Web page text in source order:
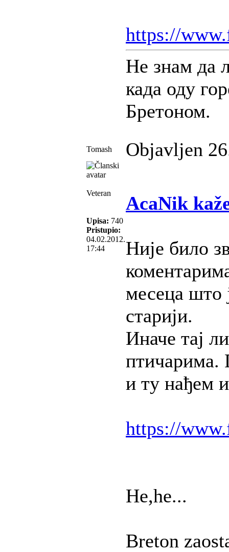
https://
Не знам да
када оду
Бретоном.
Tomash Objavljen
Veteran
Upisa: 740
Pristupio:
04.02.2012.
17:44
AcaNik
Није било
месеца што
старији.
Иначе тај
птичарима.
и ту нађем
https://
He,he...
Breton